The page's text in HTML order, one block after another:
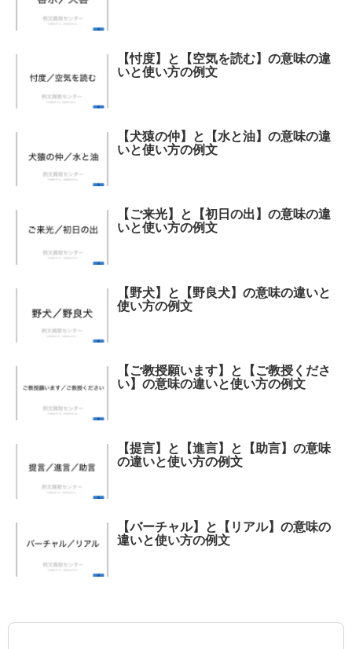
【忖度】と【空気を読む】の意味の違
いと使い方の例文
【犬猿の仲】と【水と油】の意味の違
いと使い方の例文
【ご来光】と【初日の出】の意味の違
いと使い方の例文
【野犬】と【野良犬】の意味の違いと
使い方の例文
【ご教授願います】と【ご教授くださ
い】の意味の違いと使い方の例文
【提言】と【進言】と【助言】の意味
の違いと使い方の例文
【バーチャル】と【リアル】の意味の
違いと使い方の例文